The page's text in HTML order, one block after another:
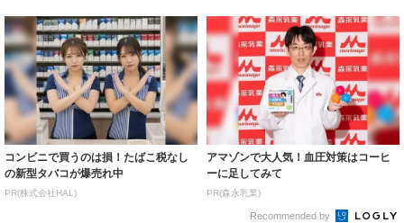
コンビニで買うのは損！たばこ税なし
の新型タバコが爆売れ中
PR(株式会社HAL)
アマゾンで大人気！血圧対策はコーヒ
ーに足してみて
PR(森永乳業)
Recommended by